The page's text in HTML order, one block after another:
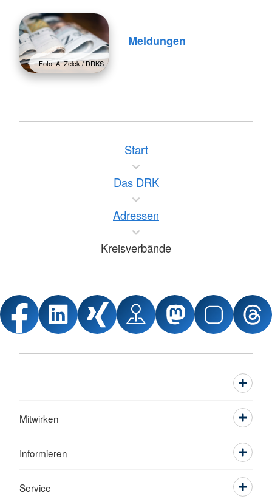
Foto: A. Zelck / DRKS
Meldungen
Start
Das DRK
Adressen
Kreisverbände
Mitwirken
Informieren
Service